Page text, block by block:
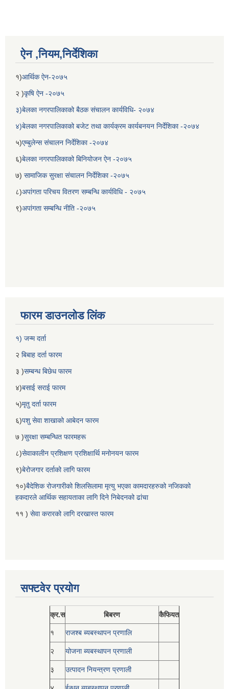
ऐन ,नियम,निर्देशिका
१)आर्थिक ऐन-२०७५
२ )कृषि ऐन -२०७५
३)बेलका नगरपालिकाको बैठक संचालन कार्यविधि- २०७४
४)बेलका नगरपालिकाको बजेट तथा कार्यक्रम कार्यबनयन निर्देशिका -२०७४
५)एम्बुलेन्स संचालन निर्देशिका -२०७४
६)बेलका नगरपालिकाको बिनियोजन ऐन -२०७५
७) सामाजिक सुरक्षा संचालन निर्देशिका -२०७५
८)अपांगता परिचय वितरण सम्बन्धि कार्यविधि - २०७५
९)अपांगता सम्बन्धि नीति -२०७५
फारम डाउनलोड लिंक
१) जन्म दर्ता
२ बिबाह दर्ता फारम
३ )सम्बन्ध बिछेध फारम
४)बसाई सराई फारम
५)मृतु दर्ता फारम
६)पशु सेवा शाखाको आबेदन फारम
७ )सुरक्षा सम्बन्धित फारमहरू
८)सेवाकालीन प्रशिक्षण प्रशिक्षार्थि मनोनयन फारम
९)बेरोजगार दर्ताको लागि फारम
१०)बैदेशिक रोजगारीको शिलसिलामा मृत्यु भएका कामदारहरुको नजिकको
हकदारले आर्थिक सहायताका लागि दिने निबेदनको ढांचा
११ ) सेवा करारको लागि दरखास्त फारम
सफ्टवेर प्रयोग
क्र.स बिबरण कैफियत
१ राजश्ब ब्यबस्थापन प्रणालि
२ योजना ब्यबस्थापन प्रणाली
३ उत्पादन नियन्त्रण प्रणाली